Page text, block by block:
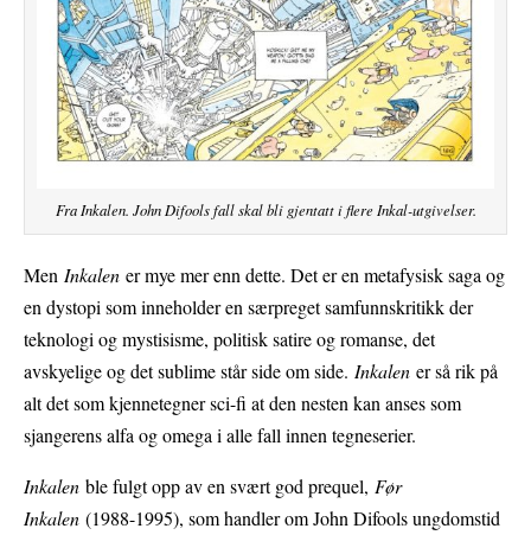
Fra Inkalen. John Difools fall skal bli gjentatt i flere Inkal-utgivelser.
Men Inkalen er mye mer enn dette. Det er en metafysisk saga og
en dystopi som inneholder en særpreget samfunnskritikk der
teknologi og mystisisme, politisk satire og romanse, det
avskyelige og det sublime står side om side. Inkalen er så rik på
alt det som kjennetegner sci-fi at den nesten kan anses som
sjangerens alfa og omega i alle fall innen tegneserier.
Inkalen ble fulgt opp av en svært god prequel, Før
Inkalen (1988-1995), som handler om John Difools ungdomstid